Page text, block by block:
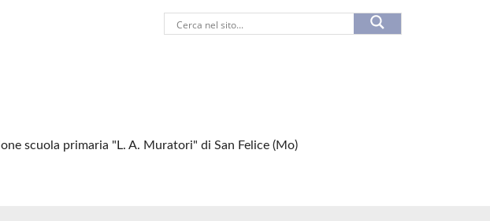
scuola primaria "L. A. Muratori" di San Felice (Mo)